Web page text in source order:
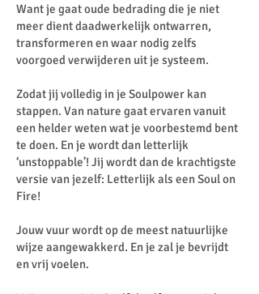
Want je gaat oude bedrading die je niet
meer dient daadwerkelijk ontwarren,
transformeren en waar nodig zelfs
voorgoed verwijderen uit je systeem.
Zodat jij volledig in je Soulpower kan
stappen. Van nature gaat ervaren vanuit
een helder weten wat je voorbestemd bent
te doen. En je wordt dan letterlijk
‘unstoppable’! Jij wordt dan de krachtigste
versie van jezelf: Letterlijk als een Soul on
Fire!
Jouw vuur wordt op de meest natuurlijke
wijze aangewakkerd. En je zal je bevrijdt
en vrij voelen.